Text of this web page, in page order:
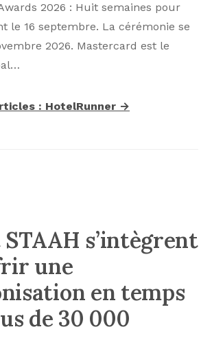
2026 : Huit semaines pour
le 16 septembre. La cérémonie se
2026. Mastercard est le
: HotelRunner →
s’intègrent
une
en temps
de 30 000